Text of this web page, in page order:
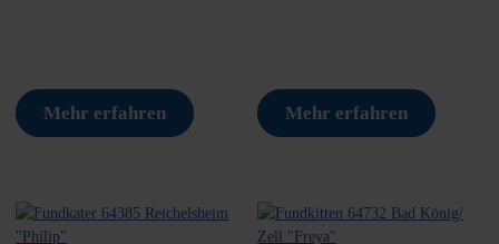
Mehr erfahren Mehr erfahren